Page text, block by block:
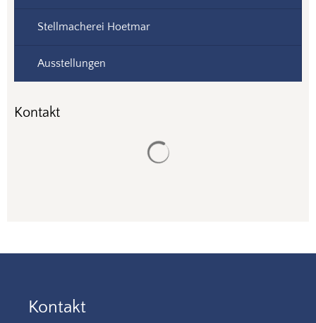
Stellmacherei Hoetmar
Ausstellungen
Kontakt
Kontakt